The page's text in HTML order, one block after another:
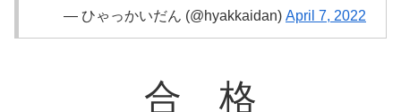
— ひゃっかいだん (@hyakkaidan) April 7, 2022
合 格